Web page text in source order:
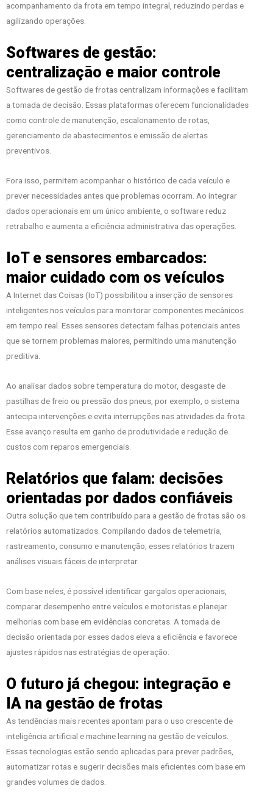
acompanhamento da frota em tempo integral, reduzindo perdas e
agilizando operações.
Softwares de gestão:
centralização e maior controle
Softwares de gestão de frotas centralizam informações e facilitam
a tomada de decisão. Essas plataformas oferecem funcionalidades
como controle de manutenção, escalonamento de rotas,
gerenciamento de abastecimentos e emissão de alertas
preventivos.
Fora isso, permitem acompanhar o histórico de cada veículo e
prever necessidades antes que problemas ocorram. Ao integrar
dados operacionais em um único ambiente, o software reduz
retrabalho e aumenta a eficiência administrativa das operações.
IoT e sensores embarcados:
maior cuidado com os veículos
A Internet das Coisas (IoT) possibilitou a inserção de sensores
inteligentes nos veículos para monitorar componentes mecânicos
em tempo real. Esses sensores detectam falhas potenciais antes
que se tornem problemas maiores, permitindo uma manutenção
preditiva.
Ao analisar dados sobre temperatura do motor, desgaste de
pastilhas de freio ou pressão dos pneus, por exemplo, o sistema
antecipa intervenções e evita interrupções nas atividades da frota.
Esse avanço resulta em ganho de produtividade e redução de
custos com reparos emergenciais.
Relatórios que falam: decisões
orientadas por dados confiáveis
Outra solução que tem contribuído para a gestão de frotas são os
relatórios automatizados. Compilando dados de telemetria,
rastreamento, consumo e manutenção, esses relatórios trazem
análises visuais fáceis de interpretar.
Com base neles, é possível identificar gargalos operacionais,
comparar desempenho entre veículos e motoristas e planejar
melhorias com base em evidências concretas. A tomada de
decisão orientada por esses dados eleva a eficiência e favorece
ajustes rápidos nas estratégias de operação.
O futuro já chegou: integração e
IA na gestão de frotas
As tendências mais recentes apontam para o uso crescente de
inteligência artificial e machine learning na gestão de veículos.
Essas tecnologias estão sendo aplicadas para prever padrões,
automatizar rotas e sugerir decisões mais eficientes com base em
grandes volumes de dados.